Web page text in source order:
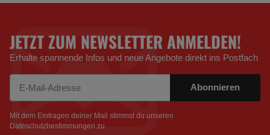
JETZT ZUM NEWSLETTER ANMELDEN!
Erhalte spannende Infos und neue Angebote direkt ins Postfach
Abonnieren
Mit dem Eintragen deiner Mail stimmst du unseren
Dateschutzbestimmungen zu.